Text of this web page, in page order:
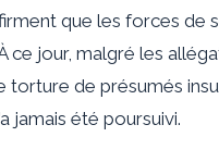
que les forces de
ce jour, malgré les
torture de présumés
jamais été poursuivi.